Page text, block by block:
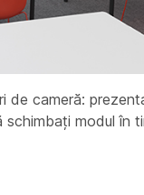
de cameră:
schimbați modul în